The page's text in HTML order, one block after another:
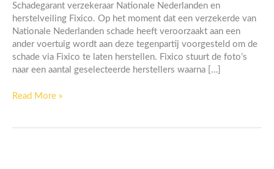
Schadegarant verzekeraar Nationale Nederlanden en
herstelveiling Fixico. Op het moment dat een verzekerde van
Nationale Nederlanden schade heeft veroorzaakt aan een
ander voertuig wordt aan deze tegenpartij voorgesteld om de
schade via Fixico te laten herstellen. Fixico stuurt de foto’s
naar een aantal geselecteerde herstellers waarna […]
verzekeraar
Read More »